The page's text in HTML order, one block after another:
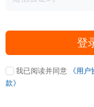
登
我已阅读并同意 《用户
款》